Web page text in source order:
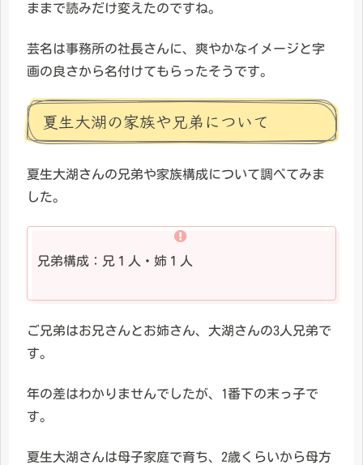
ままで読みだけ変えたのですね。
芸名は事務所の社長さんに、爽やかなイメージと字
画の良さから名付けてもらったそうです。
夏生大湖の家族や兄弟について
夏生大湖さんの兄弟や家族構成について調べてみま
した。
兄弟構成：兄１人・姉１人
ご兄弟はお兄さんとお姉さん、大湖さんの3人兄弟で
す。
年の差はわかりませんでしたが、1番下の末っ子で
す。
夏生大湖さんは母子家庭で育ち、2歳くらいから母方